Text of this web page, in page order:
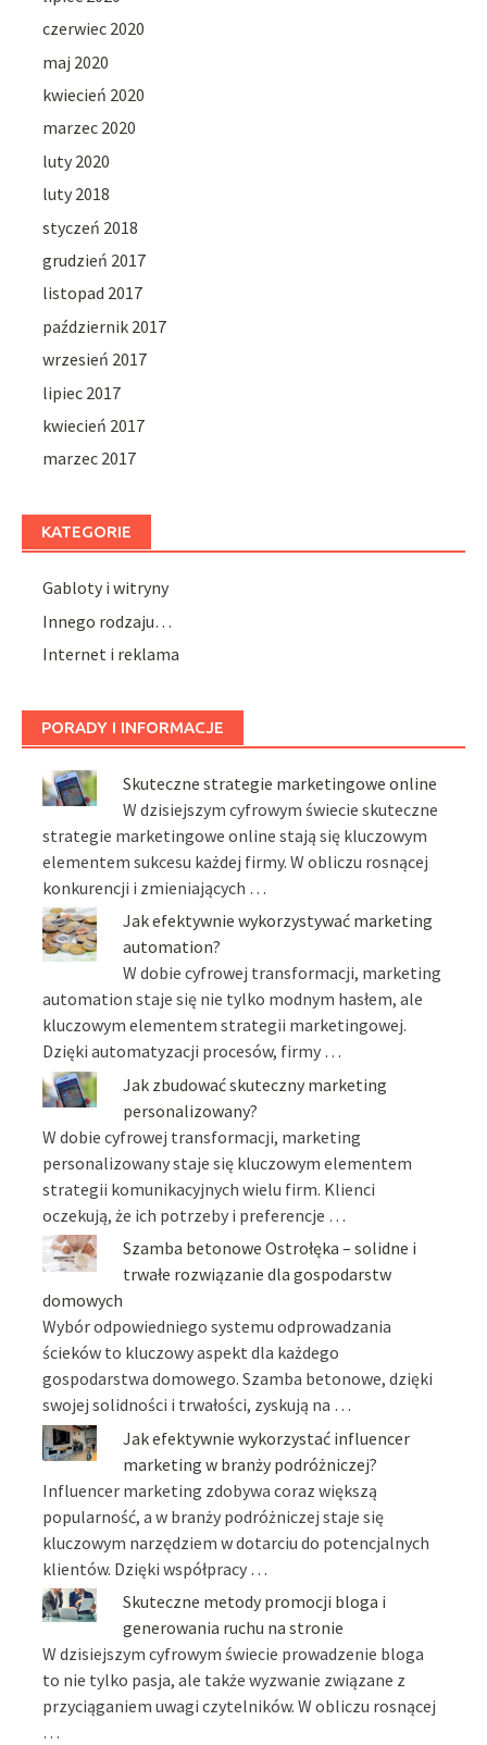
czerwiec 2020
maj 2020
kwiecień 2020
marzec 2020
luty 2020
luty 2018
styczeń 2018
grudzień 2017
listopad 2017
październik 2017
wrzesień 2017
lipiec 2017
kwiecień 2017
marzec 2017
KATEGORIE
Gabloty i witryny
Innego rodzaju…
Internet i reklama
PORADY I INFORMACJE
Skuteczne strategie marketingowe online
W dzisiejszym cyfrowym świecie skuteczne
strategie marketingowe online stają się kluczowym
elementem sukcesu każdej firmy. W obliczu rosnącej
konkurencji i zmieniających …
Jak efektywnie wykorzystywać marketing
automation?
W dobie cyfrowej transformacji, marketing
automation staje się nie tylko modnym hasłem, ale
kluczowym elementem strategii marketingowej.
Dzięki automatyzacji procesów, firmy …
Jak zbudować skuteczny marketing
personalizowany?
W dobie cyfrowej transformacji, marketing
personalizowany staje się kluczowym elementem
strategii komunikacyjnych wielu firm. Klienci
oczekują, że ich potrzeby i preferencje …
Szamba betonowe Ostrołęka – solidne i
trwałe rozwiązanie dla gospodarstw
domowych
Wybór odpowiedniego systemu odprowadzania
ścieków to kluczowy aspekt dla każdego
gospodarstwa domowego. Szamba betonowe, dzięki
swojej solidności i trwałości, zyskują na …
Jak efektywnie wykorzystać influencer
marketing w branży podróżniczej?
Influencer marketing zdobywa coraz większą
popularność, a w branży podróżniczej staje się
kluczowym narzędziem w dotarciu do potencjalnych
klientów. Dzięki współpracy …
Skuteczne metody promocji bloga i
generowania ruchu na stronie
W dzisiejszym cyfrowym świecie prowadzenie bloga
to nie tylko pasja, ale także wyzwanie związane z
przyciąganiem uwagi czytelników. W obliczu rosnącej
…